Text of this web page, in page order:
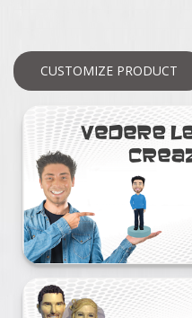
CUSTOMIZE PRODUCT